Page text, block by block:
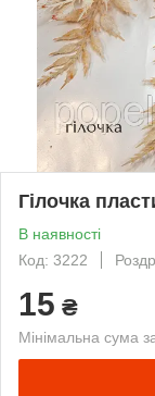
Гілочка
В наявності
Код: 3222
15 ₴
Мінімальна сума